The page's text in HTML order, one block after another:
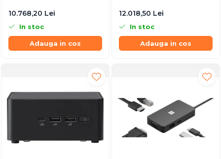
Pro
10.768,20 Lei
In stoc
Adauga in cos
12.018,50 Lei
In stoc
Adauga in cos